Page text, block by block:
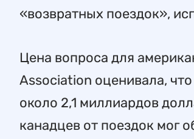
«возвратных поездок»,
Цена вопроса для
Association оценивала,
около 2,1 миллиардов
канадцев от поездок мог